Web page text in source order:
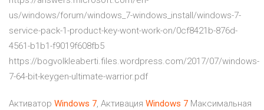
us/windows/forum/windows_7-windows_install/windows-7-
service-pack-1-product-key-wont-work-on/0cf8421b-876d-
4561-b1b1-f9019f608fb5
https://bogvolkleaberti.files.wordpress.com/2017/07/windows-
7-64-bit-keygen-ultimate-warrior.pdf
Активатор Windows 7, Активация Windows 7 Максимальная